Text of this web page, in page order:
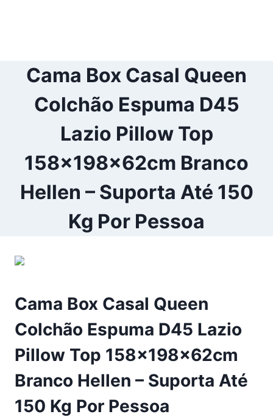
Cama Box Casal Queen
Colchão Espuma D45
Lazio Pillow Top
158x198x62cm Branco
Hellen – Suporta Até 150
Kg Por Pessoa
Cama Box Casal Queen
Colchão Espuma D45 Lazio
Pillow Top 158x198x62cm
Branco Hellen – Suporta Até
150 Kg Por Pessoa